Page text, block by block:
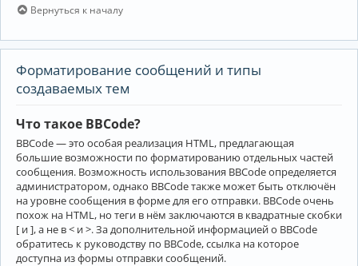
Вернуться к началу
Форматирование сообщений и типы
создаваемых тем
Что такое BBCode?
BBCode — это особая реализация HTML, предлагающая
большие возможности по форматированию отдельных частей
сообщения. Возможность использования BBCode определяется
администратором, однако BBCode также может быть отключён
на уровне сообщения в форме для его отправки. BBCode очень
похож на HTML, но теги в нём заключаются в квадратные скобки
[ и ], а не в < и >. За дополнительной информацией о BBCode
обратитесь к руководству по BBCode, ссылка на которое
доступна из формы отправки сообщений.